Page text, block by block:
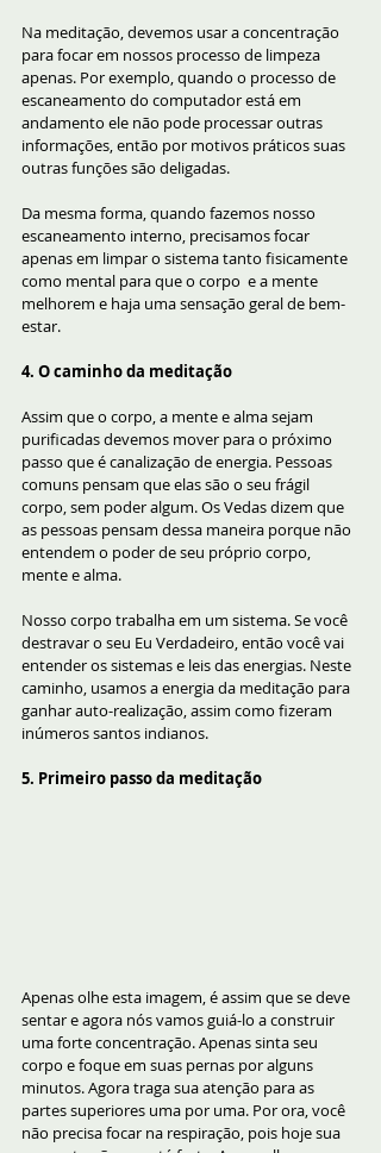
Na meditação, devemos usar a concentração
para focar em nossos processo de limpeza
apenas. Por exemplo, quando o processo de
escaneamento do computador está em
andamento ele não pode processar outras
informações, então por motivos práticos suas
outras funções são deligadas.
Da mesma forma, quando fazemos nosso
escaneamento interno, precisamos focar
apenas em limpar o sistema tanto fisicamente
como mental para que o corpo  e a mente
melhorem e haja uma sensação geral de bem-
estar.
4. O caminho da meditação
Assim que o corpo, a mente e alma sejam
purificadas devemos mover para o próximo
passo que é canalização de energia. Pessoas
comuns pensam que elas são o seu frágil
corpo, sem poder algum. Os Vedas dizem que
as pessoas pensam dessa maneira porque não
entendem o poder de seu próprio corpo,
mente e alma.
Nosso corpo trabalha em um sistema. Se você
destravar o seu Eu Verdadeiro, então você vai
entender os sistemas e leis das energias. Neste
caminho, usamos a energia da meditação para
ganhar auto-realização, assim como fizeram
inúmeros santos indianos.
5. Primeiro passo da meditação
Apenas olhe esta imagem, é assim que se deve
sentar e agora nós vamos guiá-lo a construir
uma forte concentração. Apenas sinta seu
corpo e foque em suas pernas por alguns
minutos. Agora traga sua atenção para as
partes superiores uma por uma. Por ora, você
não precisa focar na respiração, pois hoje sua